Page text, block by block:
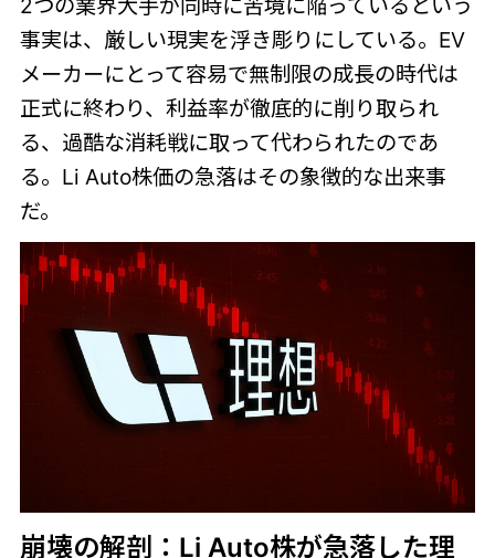
2つの業界大手が同時に苦境に陥っているという
事実は、厳しい現実を浮き彫りにしている。EV
メーカーにとって容易で無制限の成長の時代は
正式に終わり、利益率が徹底的に削り取られ
る、過酷な消耗戦に取って代わられたのであ
る。Li Auto株価の急落はその象徴的な出来事
だ。
崩壊の解剖：Li Auto株が急落した理